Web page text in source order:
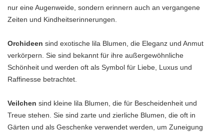
nur eine Augenweide, sondern erinnern auch an vergangene
Zeiten und Kindheitserinnerungen.
Orchideen sind exotische lila Blumen, die Eleganz und Anmut
verkörpern. Sie sind bekannt für ihre außergewöhnliche
Schönheit und werden oft als Symbol für Liebe, Luxus und
Raffinesse betrachtet.
Veilchen sind kleine lila Blumen, die für Bescheidenheit und
Treue stehen. Sie sind zarte und zierliche Blumen, die oft in
Gärten und als Geschenke verwendet werden, um Zuneigung